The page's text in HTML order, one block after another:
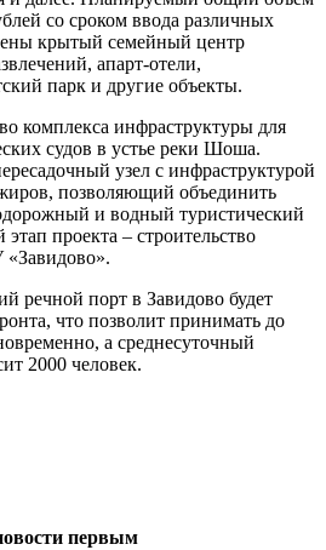
со сроком ввода различных
крытый семейный центр
апарт-отели,
парк и другие объекты.
комплекса инфраструктуры для
судов в устье реки Шоша.
узел с инфраструктурой
позволяющий объединить
и водный туристический
проекта – строительство
речной порт в Завидово будет
что позволит принимать до
а среднесуточный
2000 человек.
первым